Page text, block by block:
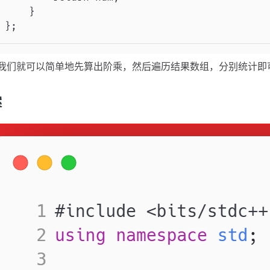
    }
};
们就可以简单地先算出阶乘，然后遍历结果数组，分别统计即